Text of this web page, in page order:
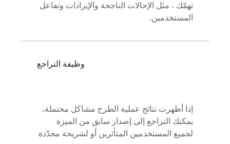
تهمّك ، مثل الإحالات الناجحة والإيرادات وتفاعل
المستخدمين.
وظيفة التراجع
إذا أظهرت نتائج عملية الطرح مشاكل محتملة،
يمكنك التراجع إلى إصدار سابق من الميزة
لجميع المستخدمين المتأثرين أو لشريحة محدّدة